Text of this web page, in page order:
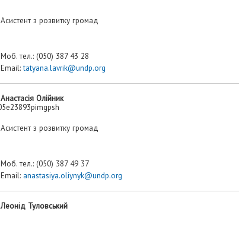
Асистент з розвитку громад
Моб. тел.: (050) 387 43 28
Email:tatyana.lavrik@undp.org
Анастасія Олійник
Асистент з розвитку громад
Моб. тел.: (050) 387 49 37
Email: anastasiya.oliynyk@undp.org
Леонід Туловський